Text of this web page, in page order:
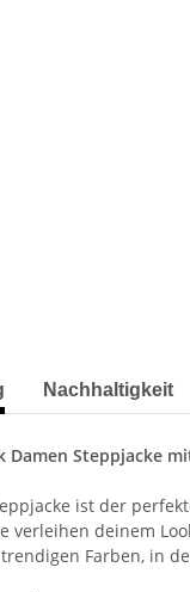
anzeigen
Nachhaltigkeit
Damen Steppjacke
ist der
verleihen deinem
Farben, in